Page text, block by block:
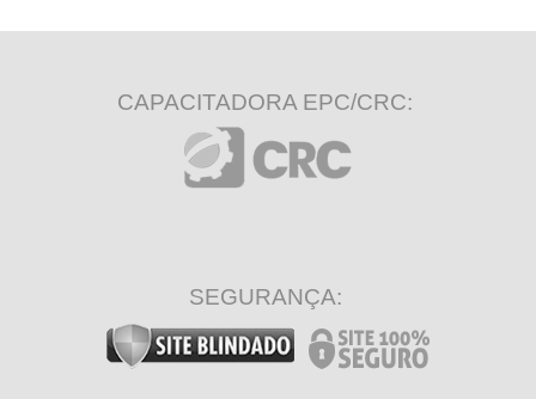
CAPACITADORA EPC/CRC:
SEGURANÇA: